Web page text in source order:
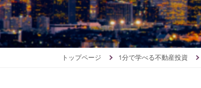
トップページ 1分で学べる不動産投資